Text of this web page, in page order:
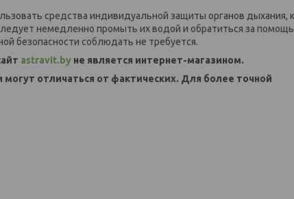
средства индивидуальной защиты органов дыхания,
немедленно промыть их водой и обратиться за
безопасности соблюдать не требуется.
astravit.by не является интернет-магазином.
отличаться от фактических. Для более точной